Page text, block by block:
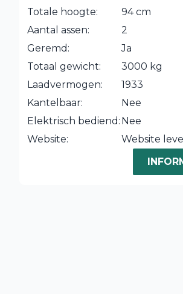
Totale hoogte:
94 cm
Aantal assen:
2
Geremd:
Ja
Totaal gewicht:
3000 kg
Laadvermogen:
1933
Kantelbaar:
Nee
Elektrisch bediend: Nee
Website:
Website